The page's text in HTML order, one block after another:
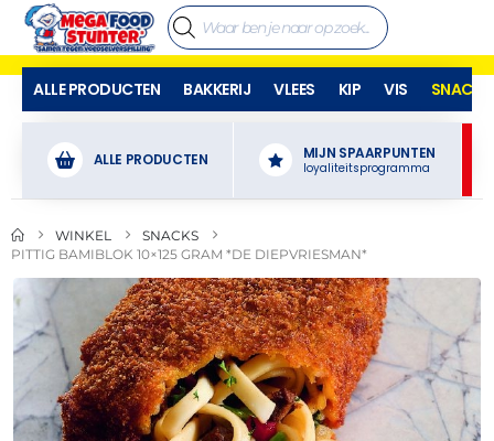
ALLE PRODUCTEN BAKKERIJ VLEES KIP VIS SNACKS
ALLE PRODUCTEN MIJN SPAARPUNTEN
loyaliteitsprogramma
WINKEL
SNACKS
PITTIG BAMIBLOK 10×125 GRAM *DE DIEPVRIESMAN*